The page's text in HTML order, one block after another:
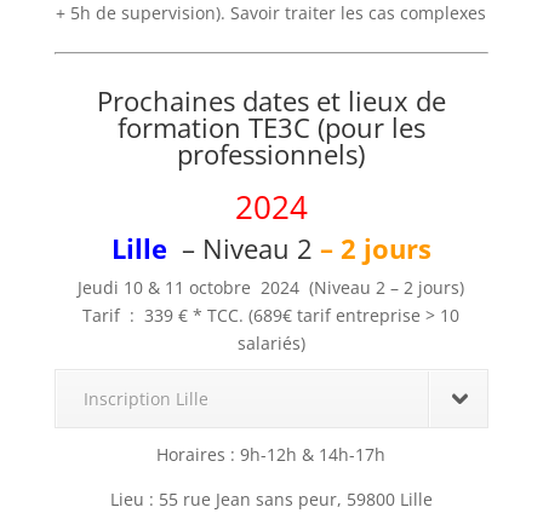
+ 5h de supervision). Savoir traiter les cas complexes
Prochaines dates et lieux de
formation TE3C (pour les
professionnels)
2024
Lille – Niveau 2 – 2 jours
Jeudi 10 & 11 octobre 2024 (Niveau 2 – 2 jours)
Tarif : 339€ * TCC. (689€ tarif entreprise > 10
salariés)
Inscription Lille
Horaires : 9h-12h & 14h-17h
Lieu : 55 rue Jean sans peur, 59800 Lille